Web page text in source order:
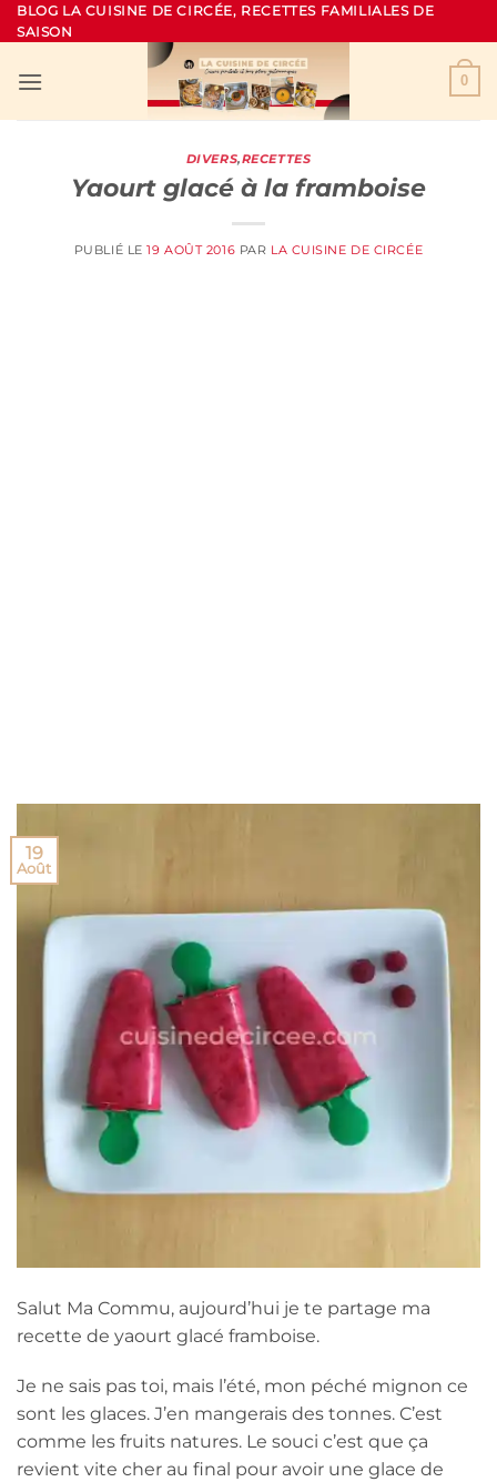
Passer
au
BLOG LA CUISINE DE CIRCÉE, RECETTES FAMILIALES DE
SAISON
0
DIVERS,RECETTES
Yaourt glacé à la framboise
PUBLIÉ LE19 AOÛT 2016 PAR LA CUISINE DE CIRCÉE
19
Août
Salut Ma Commu, aujourd’hui je te partage ma
recette de yaourt glacé framboise.
Je ne sais pas toi, mais l’été, mon péché mignon ce
sont les glaces. J’en mangerais des tonnes. C’est
comme les fruits natures. Le souci c’est que ça
revient vite cher au final pour avoir une glace de